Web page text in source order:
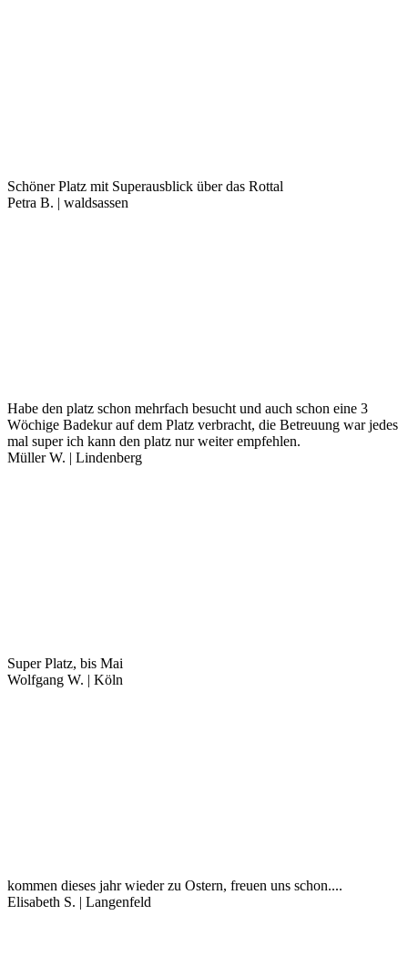
Schöner Platz mit Superausblick über das Rottal
Petra B. | waldsassen
Habe den platz schon mehrfach besucht und auch schon eine 3
Wöchige Badekur auf dem Platz verbracht, die Betreuung war jedes
mal super ich kann den platz nur weiter empfehlen.
Müller W. | Lindenberg
Super Platz, bis Mai
Wolfgang W. | Köln
kommen dieses jahr wieder zu Ostern, freuen uns schon....
Elisabeth S. | Langenfeld